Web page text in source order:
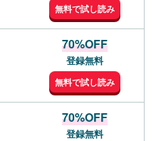
無料で試し読み
70%OFF
登録無料
無料で試し読み
70%OFF
登録無料